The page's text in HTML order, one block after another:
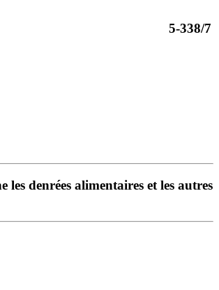
5-338/7
denrées alimentaires et les autres